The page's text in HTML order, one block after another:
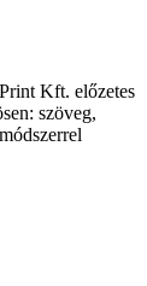
Kft. előzetes
szöveg,